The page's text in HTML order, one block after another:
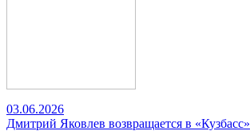
03.06.2026
Дмитрий Яковлев возвращается в «Кузбасс»